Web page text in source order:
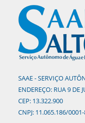
SAAE - SERVIÇO
ENDEREÇO: RUA 9 DE
CEP: 13.322.900
CNPJ: 11.065.186/